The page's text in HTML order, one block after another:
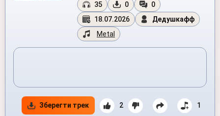
35 0
0
18.07.2026
Дедушкафф
Metal
Зберегти трек 2 1